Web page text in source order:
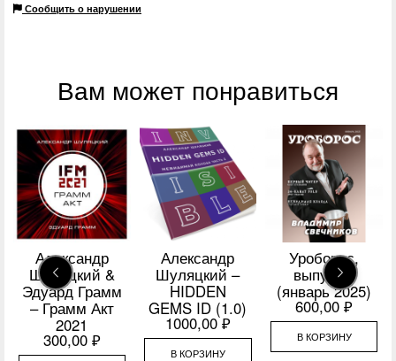
Сообщить о нарушении
Вам может понравиться
Александр
Шуляцкий &
Эдуард Грамм
– Грамм Акт
2021
300,00 ₽
Александр
Шуляцкий –
HIDDEN
GEMS ID (1.0)
1000,00₽
В КОРЗИНУ
Уроборос,
выпуск 1
(январь 2025)
600,00₽
В КОРЗИНУ